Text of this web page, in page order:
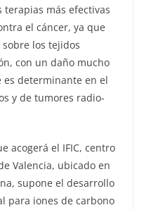
más efectivas
el cáncer, ya que
los tejidos
con un daño mucho
es determinante en el
y de tumores radio-
acogerá el IFIC, centro
Valencia, ubicado en
supone el desarrollo
para iones de carbono